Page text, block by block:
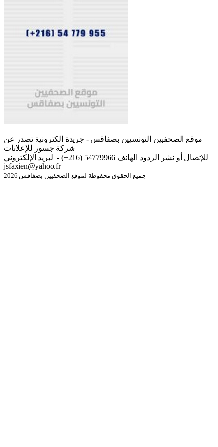
موقع الصحفيين التونسيين بصفاقس - جريدة الكترونية تصدر عن
شركة جسور للإعلانات
للإتصال أو نشر الردود الهاتف 54779966 (216+) - البريد الإلكتروني
jsfaxien@yahoo.fr
جميع الحقوق محفوظة لموقع الصحفيين بصفاقس 2026